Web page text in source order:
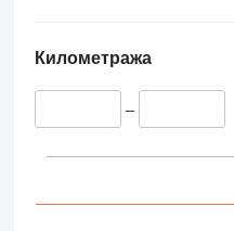
390
424
Километража
–